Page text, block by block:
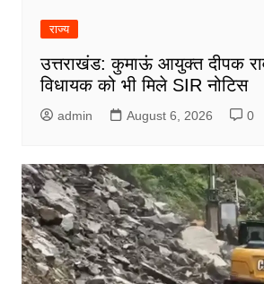
राज्य
उत्तराखंड: कुमाऊं आयुक्त दीपक
विधायक को भी मिले SIR नोटिस
admin August 6, 2026 0